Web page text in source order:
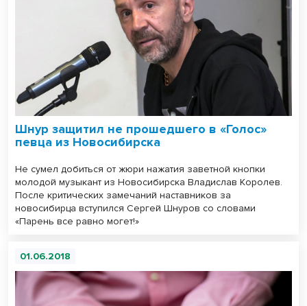
Шнур защитил не прошедшего в «Голос»
певца из Новосибирска
Не сумел добиться от жюри нажатия заветной кнопки
молодой музыкант из Новосибирска Владислав Королев.
После критических замечаний наставников за
новосибирца вступился Сергей Шнуров со словами
«Парень все равно могет!»
01.06.2018